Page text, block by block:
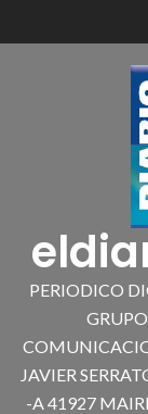
PERIODICO
JAVIER
-A 41927